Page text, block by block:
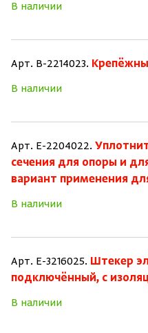
В наличии
Арт. B-2214023.
В наличии
Арт. E-2204022.
сечения для опоры и
вариант применения
В наличии
Арт. E-3216025. Штекер
подключённый, с
В наличии